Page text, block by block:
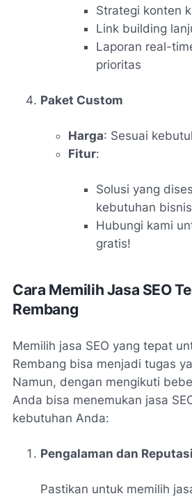
Strategi konten
Link building
Laporan real-
prioritas
Paket Custom
Harga: Sesuai
Fitur:
Solusi yang
kebutuhan
Hubungi kami
gratis!
Cara Memilih Jasa SEO
Rembang
Memilih jasa SEO yang tepat
Rembang bisa menjadi tugas
Namun, dengan mengikuti
Anda bisa menemukan jasa
kebutuhan Anda:
Pengalaman dan Reputasi
Pastikan untuk memilih